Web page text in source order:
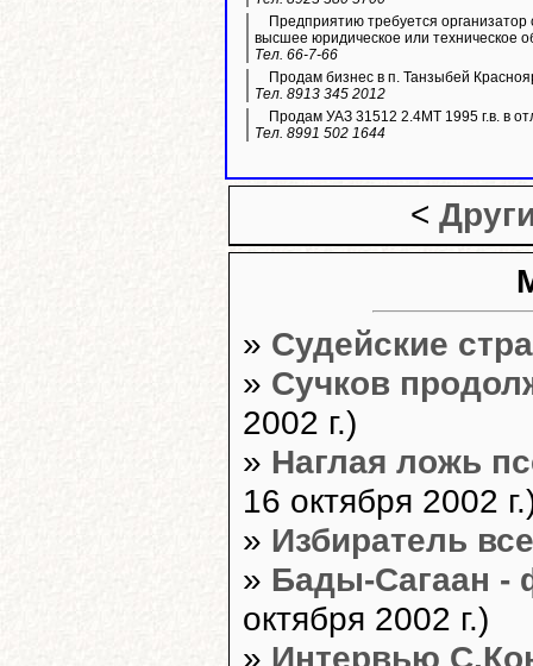
Предприятию требуется
высшее юридическое или техническое
Тел. 66-7-66
Продам бизнес в п. Танзыбей
Тел. 8913 345 2012
Продам УАЗ 31512 2.4МТ 1995 г.в. в
Тел. 8991 502 1644
<
» Судейские
» Сучков
2002 г.)
» Наглая ложь
16 октября 2002
» Избиратель
» Бады-Сагаан -
октября 2002 г.)
» Интервью